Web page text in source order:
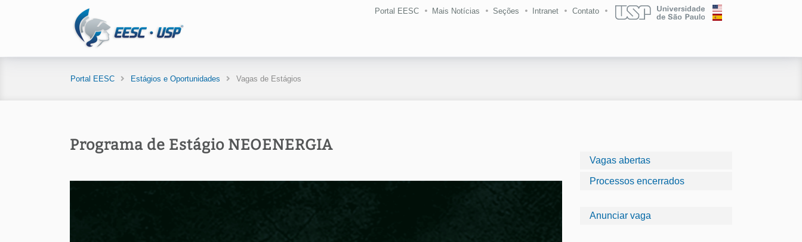
Portal EESC Mais Notícias Seções Intranet Contato
Portal EESC Estágios e Oportunidades Vagas de Estágios
Vagas abertas
Processos encerrados
Anunciar vaga
Programa de Estágio NEOENERGIA